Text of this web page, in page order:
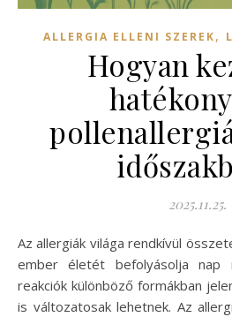
ALLERGIA ELLENI SZEREK,
Hogyan
2025.11.25.
Az allergiák világa rendkívül összetett és sokszínű, számos
ember életét befolyásolja nap
reakciók különböző formákban
is változatosak lehetnek. Az